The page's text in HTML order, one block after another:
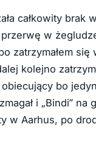
całkowity
w
zatrzymałem
kolejno
bo
i „Bindi”
w Aarhus, po